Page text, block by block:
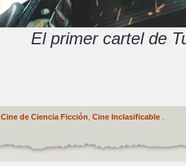
El primer cartel de
Cine de Ciencia Ficción Cine Inclasificable.